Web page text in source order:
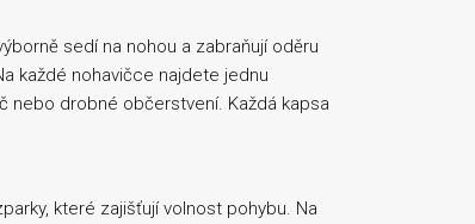
sedí na nohou a zabraňují oděru
každé nohavičce najdete jednu
nebo drobné občerstvení. Každá kapsa
které zajišťují volnost pohybu. Na